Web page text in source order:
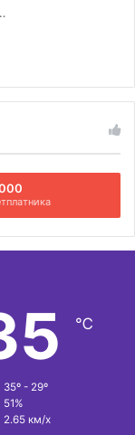
℃
35º - 29º
51%
2.65 км/х